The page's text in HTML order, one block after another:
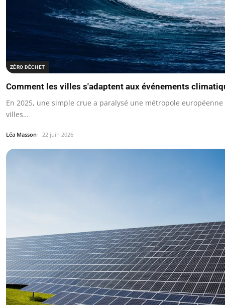
ZÉRO DÉCHET
Comment les villes s'adaptent aux événements
En 2025, une simple crue a paralysé une métropole
villes…
Léa Masson 22 juin 2026